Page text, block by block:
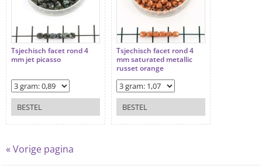
Tsjechisch facet rond 4
mm jet picasso
BESTEL
Tsjechisch facet rond 4
mm saturated metallic
russet orange
BESTEL
« Vorige pagina